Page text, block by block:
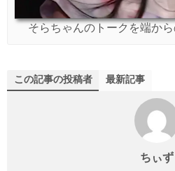
そらちゃんのトークを端か
この記事の投稿者 最新記事
ちぃず